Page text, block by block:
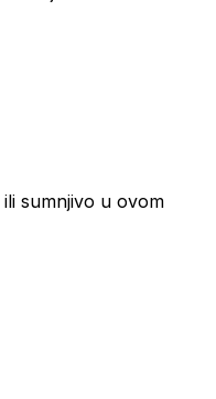
sumnjivo u ovom